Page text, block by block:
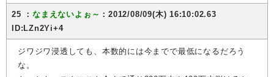
25 ：なまえないよぉ～ ：2012/08/09(木) 16:10:02.63
ID:LZn2Yi+4
ジワジワ浸透しても、本数的には今までで最低になるだろう
な。